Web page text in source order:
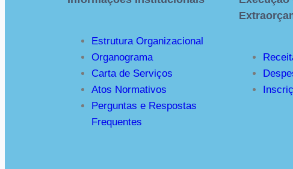
Estrutura Organizacional
Organograma
Carta de Serviços
Atos Normativos
Perguntas e Respostas
Frequentes